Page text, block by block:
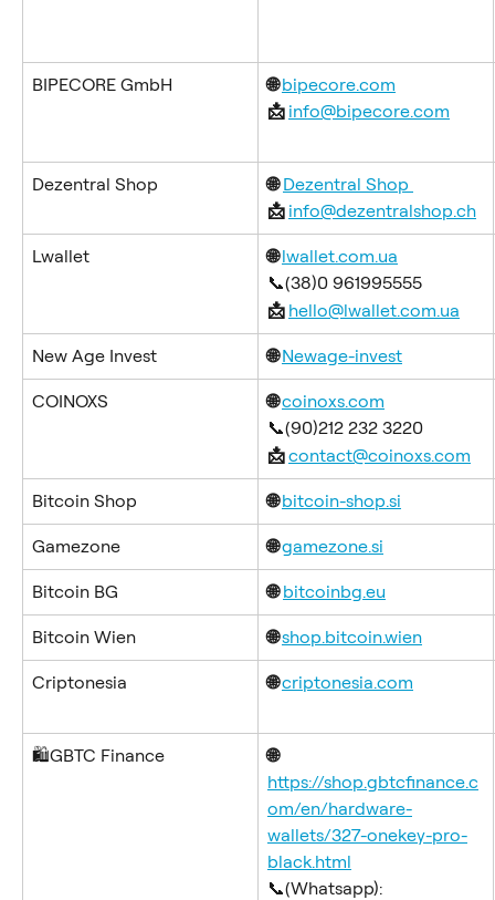
BIPECORE GmbH 🌐 bipecore.com
📩 info@bipecore.com
Dezentral Shop 🌐 Dezentral Shop
📩 info@dezentralshop.ch
Lwallet 🌐 lwallet.com.ua
📞(38)0 961995555
📩 hello@lwallet.com.ua
New Age Invest 🌐 Newage-invest
COINOXS 🌐 coinoxs.com
📞(90)212 232 3220
📩 contact@coinoxs.com
Bitcoin Shop 🌐 bitcoin-shop.si
Gamezone 🌐 gamezone.si
Bitcoin BG 🌐 bitcoinbg.eu
Bitcoin Wien 🌐 shop.bitcoin.wien
Criptonesia 🌐 criptonesia.com
🛍️GBTC Finance
🌐
https://shop.gbtcfinance.c
om/en/hardware-
wallets/327-onekey-pro-
black.html
​📞(Whatsapp):